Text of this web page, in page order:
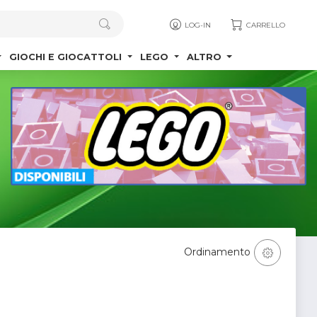
LOG-IN CARRELLO
GIOCHI E GIOCATTOLI LEGO ALTRO
Ordinamento